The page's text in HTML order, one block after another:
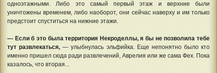
одноэтажными. Либо это самый первый этаж и верхние были
уничтожены временем, либо наоборот, они сейчас наверху и им только
предстоит спуститься на нижние этажи.
— Если б это была территория Некроделлы, я бы не позволила тебе
тут развлекаться, — улыбнулась эльфийка. Еще непонятно было кто
именно пришел сюда ради развлечений, Аврелия или же сама Фех. Пока
казалось, что вторая...